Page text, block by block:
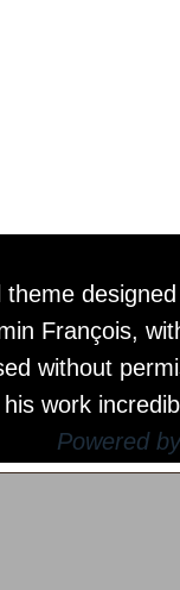
theme
François,
without
work
Powered